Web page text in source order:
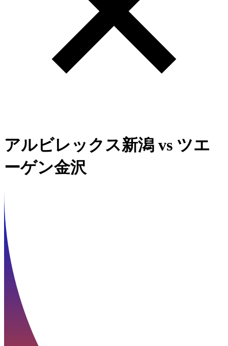
アルビレックス新潟 vs ツエ
ーゲン金沢